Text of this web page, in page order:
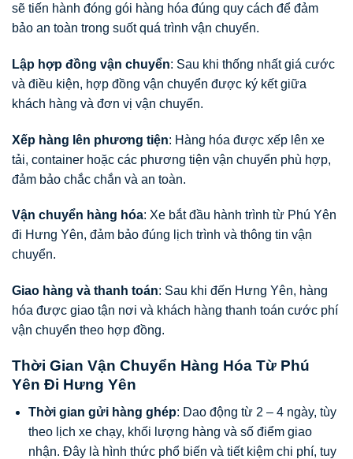
sẽ tiến hành đóng gói hàng hóa đúng quy cách để đảm
bảo an toàn trong suốt quá trình vận chuyển.
Lập hợp đồng vận chuyển: Sau khi thống nhất giá cước
và điều kiện, hợp đồng vận chuyển được ký kết giữa
khách hàng và đơn vị vận chuyển.
Xếp hàng lên phương tiện: Hàng hóa được xếp lên xe
tải, container hoặc các phương tiện vận chuyển phù hợp,
đảm bảo chắc chắn và an toàn.
Vận chuyển hàng hóa: Xe bắt đầu hành trình từ Phú Yên
đi Hưng Yên, đảm bảo đúng lịch trình và thông tin vận
chuyển.
Giao hàng và thanh toán: Sau khi đến Hưng Yên, hàng
hóa được giao tận nơi và khách hàng thanh toán cước phí
vận chuyển theo hợp đồng.
Thời Gian Vận Chuyển Hàng Hóa Từ Phú
Yên Đi Hưng Yên
Thời gian gửi hàng ghép: Dao động từ 2 – 4 ngày, tùy
theo lịch xe chạy, khối lượng hàng và số điểm giao
nhận. Đây là hình thức phổ biến và tiết kiệm chi phí, tuy